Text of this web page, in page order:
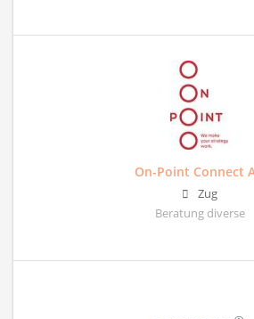
On-Point Connect
Zug
Beratung diverse